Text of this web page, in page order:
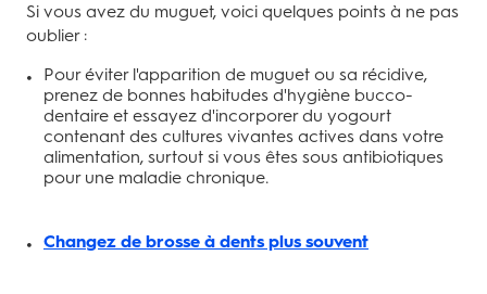
Si vous avez du muguet, voici quelques points à ne pas
oublier :
Pour éviter l'apparition de muguet ou sa récidive,
prenez de bonnes habitudes d'hygiène bucco-
dentaire et essayez d'incorporer du yogourt
contenant des cultures vivantes actives dans votre
alimentation, surtout si vous êtes sous antibiotiques
pour une maladie chronique.
Changez de brosse à dents plus souvent